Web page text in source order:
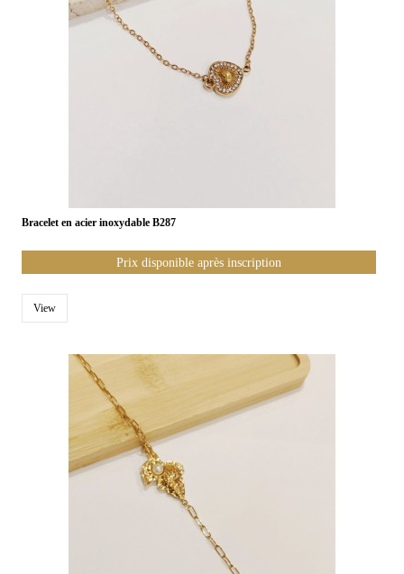
Bracelet en acier inoxydable B287
Prix disponible après inscription
View